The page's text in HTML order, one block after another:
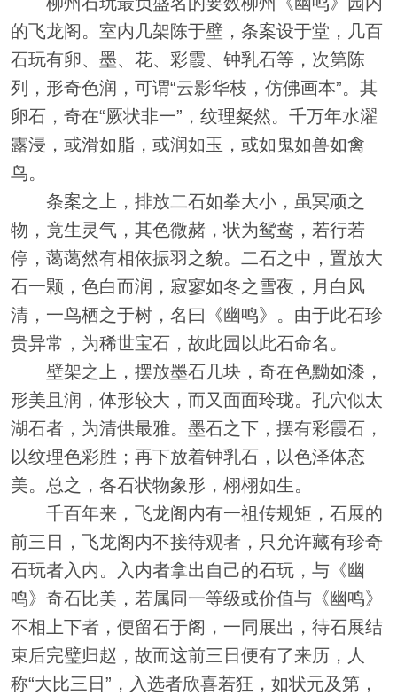
的飞龙阁。室内几架陈于壁，条案设于堂，几百
石玩有卵、墨、花、彩霞、钟乳石等，次第陈
列，形奇色润，可谓“云影华枝，仿佛画本”。其
卵石，奇在“厥状非一”，纹理粲然。千万年水濯
露浸，或滑如脂，或润如玉，或如鬼如兽如禽
鸟。
条案之上，排放二石如拳大小，虽冥顽之
物，竟生灵气，其色微赭，状为鸳鸯，若行若
停，蔼蔼然有相依振羽之貌。二石之中，置放大
石一颗，色白而润，寂寥如冬之雪夜，月白风
清，一鸟栖之于树，名曰《幽鸣》。由于此石珍
贵异常，为稀世宝石，故此园以此石命名。
壁架之上，摆放墨石几块，奇在色黝如漆，
形美且润，体形较大，而又面面玲珑。孔穴似太
湖石者，为清供最雅。墨石之下，摆有彩霞石，
以纹理色彩胜；再下放着钟乳石，以色泽体态
美。总之，各石状物象形，栩栩如生。
千百年来，飞龙阁内有一祖传规矩，石展的
前三日，飞龙阁内不接待观者，只允许藏有珍奇
石玩者入内。入内者拿出自己的石玩，与《幽
鸣》奇石比美，若属同一等级或价值与《幽鸣》
不相上下者，便留石于阁，一同展出，待石展结
束后完璧归赵，故而这前三日便有了来历，人
称“大比三日”，入选者欣喜若狂，如状元及第，